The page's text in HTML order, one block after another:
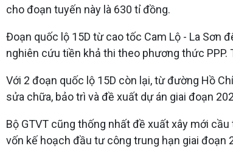
cho đoạn tuyến này là 630 tỉ đồng.
Đoạn quốc lộ 15D từ cao tốc Cam Lộ - La Sơn
nghiên cứu tiền khả thi theo phương thức
Với 2 đoạn quốc lộ 15D còn lại, từ đường Hồ
sửa chữa, bảo trì và đề xuất dự án giai đoạn
Bộ GTVT cũng thống nhất đề xuất xây mới
vốn kế hoạch đầu tư công trung hạn giai đoạn